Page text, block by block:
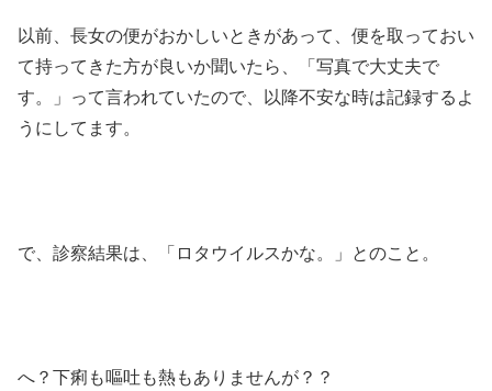
以前、長女の便がおかしいときがあって、便を取っておい
て持ってきた方が良いか聞いたら、「写真で大丈夫で
す。」って言われていたので、以降不安な時は記録するよ
うにしてます。
で、診察結果は、「ロタウイルスかな。」とのこと。
へ？下痢も嘔吐も熱もありませんが？？